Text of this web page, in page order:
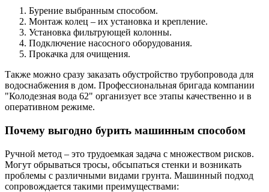
Бурение выбранным способом.
Монтаж колец – их установка и крепление.
Установка фильтрующей колонны.
Подключение насосного оборудования.
Прокачка для очищения.
Также можно сразу заказать обустройство трубопровода для
водоснабжения в дом. Профессиональная бригада компании
"Колодезная вода 62" организует все этапы качественно и в
оперативном режиме.
Почему выгодно бурить машинным способом
Ручной метод – это трудоемкая задача с множеством рисков.
Могут обрываться тросы, обсыпаться стенки и возникать
проблемы с различными видами грунта. Машинный подход
сопровождается такими преимуществами: